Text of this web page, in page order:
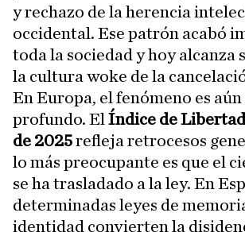
y rechazo de la herencia
occidental. Ese patrón acabó
toda la sociedad y hoy alcanza
la cultura woke de la
En Europa, el fenómeno es aún
profundo. El Índice de
de 2025refleja retrocesos
lo más preocupante es que el
se ha trasladado a la ley. En
determinadas leyes de
identidad convierten la